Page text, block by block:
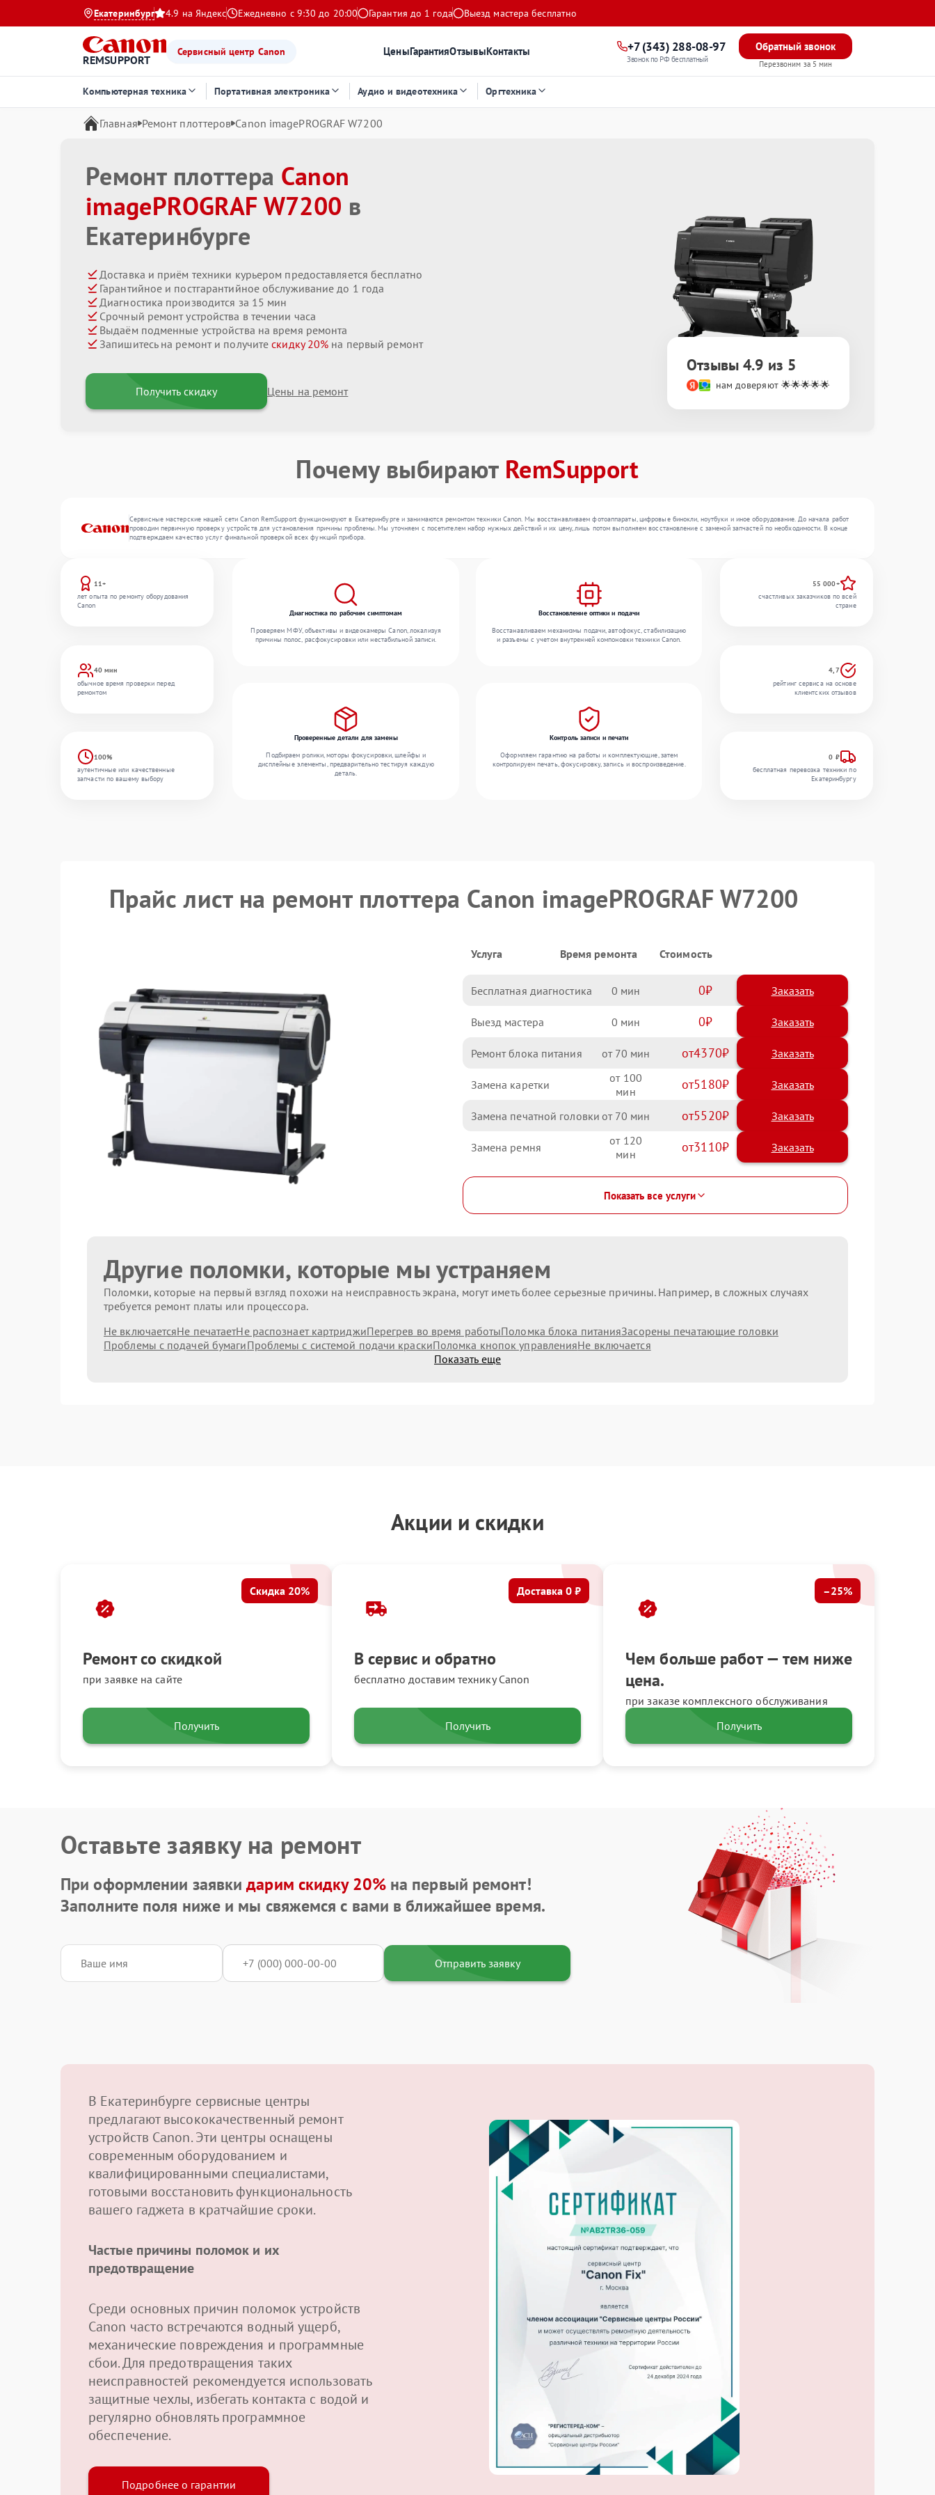
Екатеринбург 4.9 на Яндекс Ежедневно с 9:30 до 20:00 Гарантия до 1 года Выезд мастера бесплатно
REMSUPPORT
Сервисный центр Canon ЦеныГарантияОтзывыКонтакты +7 (343) 288-08-97
Звонок по РФ бесплатный
Обратный звонок
Перезвоним за 5 мин
Компьютерная техника Портативная электроника Аудио и видеотехника Оргтехника
Главная Ремонт плоттеров Canon imagePROGRAF W7200
Ремонт плоттера Canon
imagePROGRAF W7200 в
Екатеринбурге
Доставка и приём техники курьером предоставляется бесплатно
Гарантийное и постгарантийное обслуживание до 1 года
Диагностика производится за 15 мин
Срочный ремонт устройства в течении часа
Выдаём подменные устройства на время ремонта
Запишитесь на ремонт и получитескидку 20% на первый ремонт
Получить скидку Цены на ремонт
Отзывы 4.9 из 5
нам доверяют 🌟🌟🌟🌟🌟
Почему выбирают RemSupport
Сервисные мастерские нашей сети Canon RemSupport функционируют в Екатеринбурге и занимаются ремонтом техники Canon. Мы восстанавливаем фотоаппараты, цифровые бинокли, ноутбуки и иное оборудование. До начала работ
проводим первичную проверку устройств для установления причины проблемы. Мы уточняем с посетителем набор нужных действий и их цену, лишь потом выполняем восстановление с заменой запчастей по необходимости. В конце
подтверждаем качество услуг финальной проверкой всех функций прибора.
11+
лет опыта по ремонту оборудования
Canon
40 мин
обычное время проверки перед
ремонтом
100%
аутентичные или качественные
запчасти по вашему выбору
Диагностика по рабочим симптомам
Проверяем МФУ, объективы и видеокамеры Canon, локализуя
причины полос, расфокусировки или нестабильной записи.
Восстановление оптики и подачи
Восстанавливаем механизмы подачи, автофокус, стабилизацию
и разъемы с учетом внутренней компоновки техники Canon.
Проверенные детали для замены
Подбираем ролики, моторы фокусировки, шлейфы и
дисплейные элементы, предварительно тестируя каждую
деталь.
Контроль записи и печати
Оформляем гарантию на работы и комплектующие, затем
контролируем печать, фокусировку, запись и воспроизведение.
55 000+
счастливых заказчиков по всей
стране
4,7
рейтинг сервиса на основе
клиентских отзывов
0 ₽
бесплатная перевозка техники по
Екатеринбургу
Прайс лист на ремонт плоттера Canon imagePROGRAF W7200
Услуга Время ремонта Стоимость
Бесплатная диагностика 0 0 Заказать
Выезд мастера 0 0 Заказать
Ремонт блока питания 70 4370
Замена каретки 100 5180
Замена печатной головки 70 5520
Замена ремня 120 3110
Показать все услуги
Другие поломки, которые мы устраняем
Поломки, которые на первый взгляд похожи на неисправность экрана, могут иметь более серьезные причины. Например, в сложных случаях
требуется ремонт платы или процессора.
Не включаетсяНе печатаетНе распознает картриджиПерегрев во время работыПоломка блока питанияЗасорены печатающие головки
Проблемы с подачей бумагиПроблемы с системой подачи краскиПоломка кнопок управленияНе включается
Показать еще
Акции и скидки
Ремонт со скидкой
при заявке на сайте
Скидка 20%
Получить
В сервис и обратно
бесплатно доставим технику Canon
Доставка 0 ₽
Получить
Чем больше работ — тем ниже
цена.
при заказе комплексного обслуживания
–25%
Получить
Оставьте заявку на ремонт
При оформлении заявкидарим скидку 20%на первый ремонт!
Заполните поля ниже и мы свяжемся с вами в ближайшее время.
Отправить заявку
В Екатеринбурге сервисные центры
предлагают высококачественный ремонт
устройств Canon. Эти центры оснащены
современным оборудованием и
квалифицированными специалистами,
готовыми восстановить функциональность
вашего гаджета в кратчайшие сроки.
Частые причины поломок и их
предотвращение
Среди основных причин поломок устройств
Canon часто встречаются водный ущерб,
механические повреждения и программные
сбои. Для предотвращения таких
неисправностей рекомендуется использовать
защитные чехлы, избегать контакта с водой и
регулярно обновлять программное
обеспечение.
Подробнее о гарантии